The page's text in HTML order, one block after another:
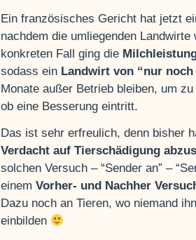
Ein französisches Gericht hat jetzt
nachdem die umliegenden Landwirte
konkreten Fall ging die
sodass ein Landwirt von “nur
Monate außer Betrieb bleiben, um
ob eine Besserung eintritt.
Das ist sehr erfreulich, denn bisher
Verdacht auf Tierschädigung
solchen Versuch – “Sender an” –
einem Vorher- und Nachher
Dazu noch an Tieren, wo niemand
einbilden